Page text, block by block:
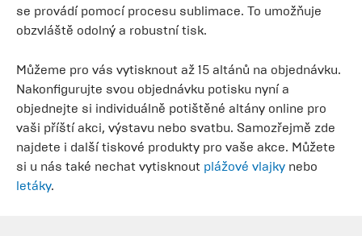
se provádí pomocí procesu sublimace. To umožňuje
obzvláště odolný a robustní tisk.
Můžeme pro vás vytisknout až 15 altánů na objednávku.
Nakonfigurujte svou objednávku potisku nyní a
objednejte si individuálně potištěné altány online pro
vaši příští akci, výstavu nebo svatbu. Samozřejmě zde
najdete i další tiskové produkty pro vaše akce. Můžete
si u nás také nechat vytisknout plážové vlajky nebo
letáky.